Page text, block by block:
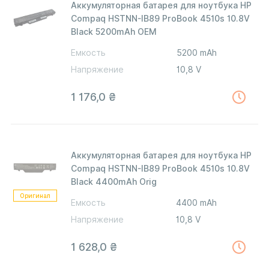
Аккумуляторная батарея для ноутбука HP
Compaq HSTNN-IB89 ProBook 4510s 10.8V
Black 5200mAh OEM
Емкость
5200 mAh
Напряжение
10,8 V
1 176,0 ₴
Оригинал
Аккумуляторная батарея для ноутбука HP
Compaq HSTNN-IB89 ProBook 4510s 10.8V
Black 4400mAh Orig
Емкость
4400 mAh
Напряжение
10,8 V
1 628,0 ₴